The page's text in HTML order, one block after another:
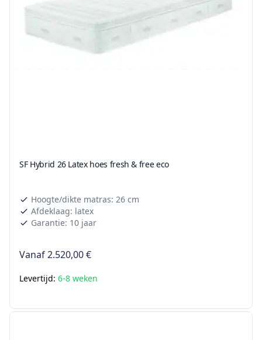
SF Hybrid 26 Latex hoes fresh & free eco
Hoogte/dikte matras: 26 cm
Afdeklaag: latex
Garantie: 10 jaar
Vanaf2.520,00 €
Levertijd: 6-8 weken